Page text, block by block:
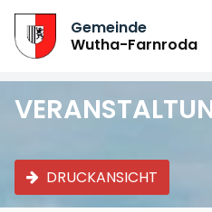
Gemeinde
Wutha-Farnroda
DRUCKANSICHT